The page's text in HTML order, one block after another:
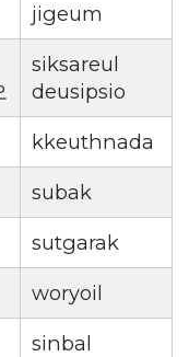
jigeum
siksareul
deusipsio
kkeuthnada
subak
sutgarak
woryoil
sinbal